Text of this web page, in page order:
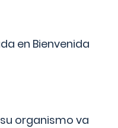
en Bienvenida
organismo va